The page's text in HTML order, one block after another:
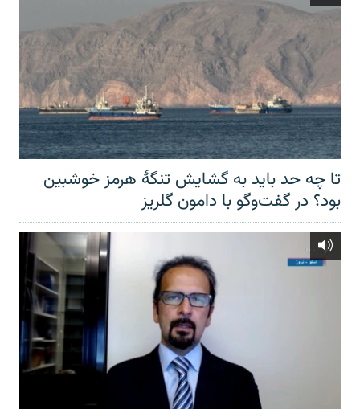
تا چه حد باید به گشایش تنگهٔ هرمز خوشبین
بود؟ در گفت‌وگو با دامون گلریز